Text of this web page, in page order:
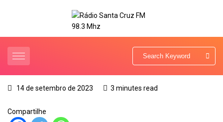
14 de setembro de 2023 3 minutes read
Compartilhe